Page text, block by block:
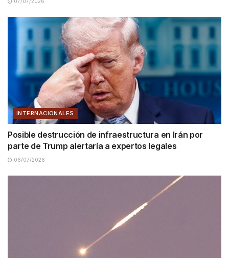
INTERNACIONALES
Posible destrucción de infraestructura en Irán por
parte de Trump alertaría a expertos legales
06/07/2026